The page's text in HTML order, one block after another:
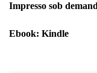
Impresso sob
Ebook: Kindle